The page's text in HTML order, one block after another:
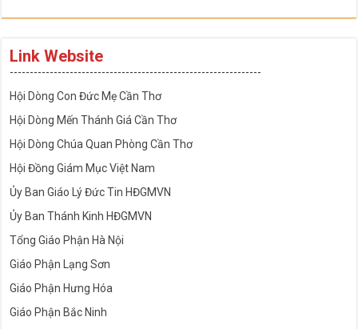
Link Website
---------------------------------------------------------------
Hội Dòng Con Đức Mẹ Cần Thơ
Hội Dòng Mến Thánh Giá Cần Thơ
Hội Dòng Chúa Quan Phòng Cần Thơ
Hội Đồng Giám Mục Việt Nam
Ủy Ban Giáo Lý Đức Tin HĐGMVN
Ủy Ban Thánh Kinh HĐGMVN
Tổng Giáo Phận Hà Nội
Giáo Phận Lạng Sơn
Giáo Phận Hưng Hóa
Giáo Phận Bắc Ninh